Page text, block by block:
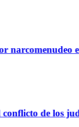
de los
narcomenudeo